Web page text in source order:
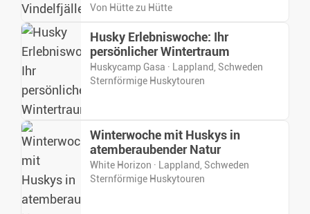
Von Hütte zu Hütte
Husky Erlebniswoche: Ihr
persönlicher Wintertraum
Huskycamp Gasa · Lappland, Schweden
Sternförmige Huskytouren
Winterwoche mit Huskys in
atemberaubender Natur
White Horizon · Lappland, Schweden
Sternförmige Huskytouren